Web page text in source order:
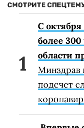
СМОТРИТЕ
С
более
области
Минздрав
подсчет